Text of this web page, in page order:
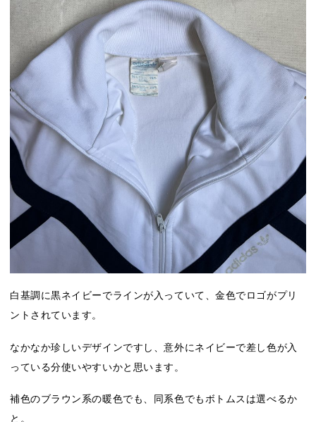
白基調に黒ネイビーでラインが入っていて、金色でロゴがプリ
ントされています。
なかなか珍しいデザインですし、意外にネイビーで差し色が入
っている分使いやすいかと思います。
補色のブラウン系の暖色でも、同系色でもボトムスは選べるか
と。